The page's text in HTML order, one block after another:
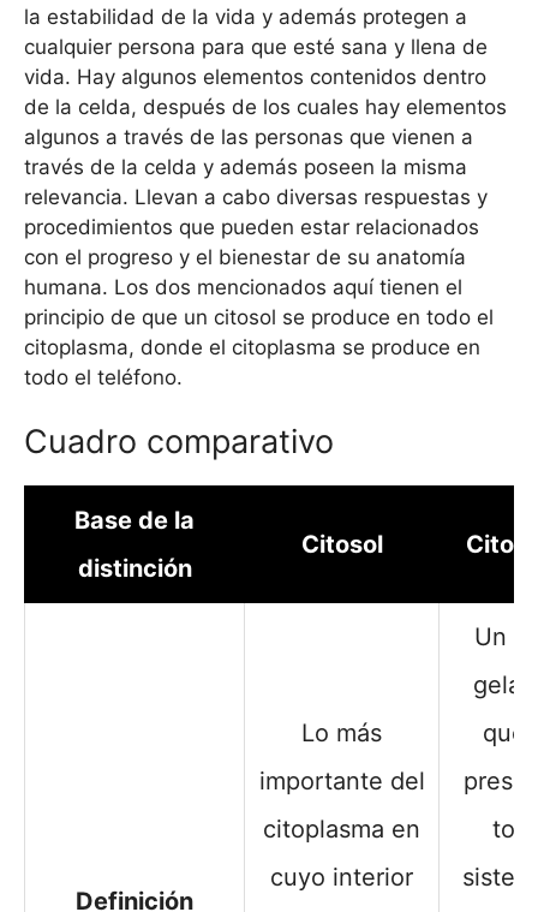
la estabilidad de la vida y además protegen a
cualquier persona para que esté sana y llena de
vida. Hay algunos elementos contenidos dentro
de la celda, después de los cuales hay elementos
algunos a través de las personas que vienen a
través de la celda y además poseen la misma
relevancia. Llevan a cabo diversas respuestas y
procedimientos que pueden estar relacionados
con el progreso y el bienestar de su anatomía
humana. Los dos mencionados aquí tienen el
principio de que un citosol se produce en todo el
citoplasma, donde el citoplasma se produce en
todo el teléfono.
Cuadro comparativo
Base de la
distinción
Citosol
Definición
Lo más
importante del
citoplasma en
cuyo interior
Un
que